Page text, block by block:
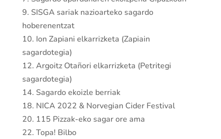
9. SISGA sariak nazioarteko sagardo
hoberenentzat
10. Ion Zapiani elkarrizketa (Zapiain
sagardotegia)
12. Argoitz Otañori elkarrizketa (Petritegi
sagardotegia)
14. Sagardo ekoizle berriak
18. NICA 2022 & Norvegian Cider Festival
20. 115 Pizzak-eko sagar ore ama
22. Topa! Bilbo